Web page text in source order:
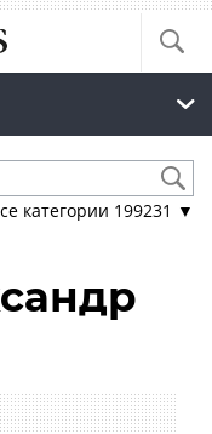
категории 199231 ▼